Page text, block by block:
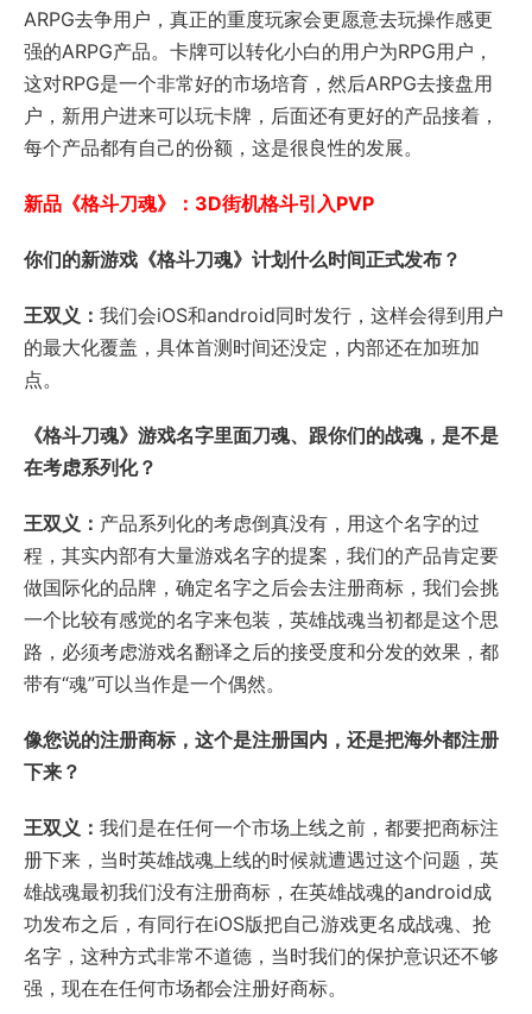
ARPG去争用户，真正的重度玩家会更愿意去玩操作感更
强的ARPG产品。卡牌可以转化小白的用户为RPG用户，
这对RPG是一个非常好的市场培育，然后ARPG去接盘用
户，新用户进来可以玩卡牌，后面还有更好的产品接着，
每个产品都有自己的份额，这是很良性的发展。
新品《格斗刀魂》：3D街机格斗引入PVP
你们的新游戏《格斗刀魂》计划什么时间正式发布？
王双义： 我们会iOS和android同时发行，这样会得到用户
的最大化覆盖，具体首测时间还没定，内部还在加班加
点。
《格斗刀魂》游戏名字里面刀魂、跟你们的战魂，是不是
在考虑系列化？
王双义： 产品系列化的考虑倒真没有，用这个名字的过
程，其实内部有大量游戏名字的提案，我们的产品肯定要
做国际化的品牌，确定名字之后会去注册商标，我们会挑
一个比较有感觉的名字来包装，英雄战魂当初都是这个思
路，必须考虑游戏名翻译之后的接受度和分发的效果，都
带有“魂”可以当作是一个偶然。
像您说的注册商标，这个是注册国内，还是把海外都注册
下来？
王双义： 我们是在任何一个市场上线之前，都要把商标注
册下来，当时英雄战魂上线的时候就遭遇过这个问题，英
雄战魂最初我们没有注册商标，在英雄战魂的android成
功发布之后，有同行在iOS版把自己游戏更名成战魂、抢
名字，这种方式非常不道德，当时我们的保护意识还不够
强，现在在任何市场都会注册好商标。